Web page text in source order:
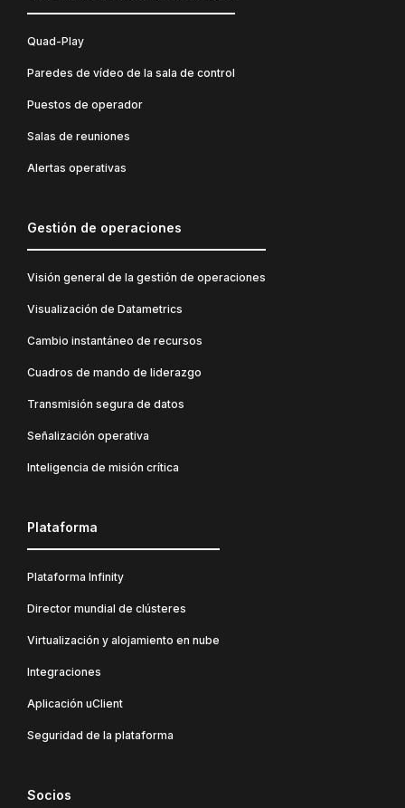
Quad-Play
Paredes de vídeo de la sala de control
Puestos de operador
Salas de reuniones
Alertas operativas
Gestión de operaciones
Visión general de la gestión de operaciones
Visualización de Datametrics
Cambio instantáneo de recursos
Cuadros de mando de liderazgo
Transmisión segura de datos
Señalización operativa
Inteligencia de misión crítica
Plataforma
Plataforma Infinity
Director mundial de clústeres
Virtualización y alojamiento en nube
Integraciones
Aplicación uClient
Seguridad de la plataforma
Socios